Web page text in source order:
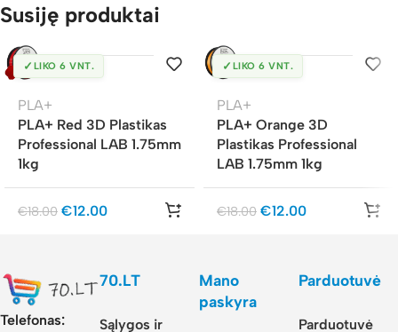
Susiję produktai
✓ LIKO 6 VNT.
PLA+
PLA+ Red 3D Plastikas
Professional LAB 1.75mm
1kg
€18.00 €12.00
✓ LIKO 6 VNT.
PLA+
PLA+ Orange 3D
Plastikas Professional
LAB 1.75mm 1kg
€18.00 €12.00
Telefonas:
70.LT
Sąlygos ir
Mano
paskyra
Parduotuvė
Parduotuvė